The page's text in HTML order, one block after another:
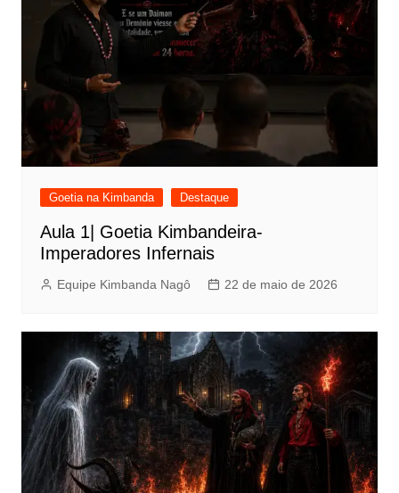
Goetia na Kimbanda Destaque
Aula 1| Goetia Kimbandeira-
Imperadores Infernais
Equipe Kimbanda Nagô 22 de maio de 2026